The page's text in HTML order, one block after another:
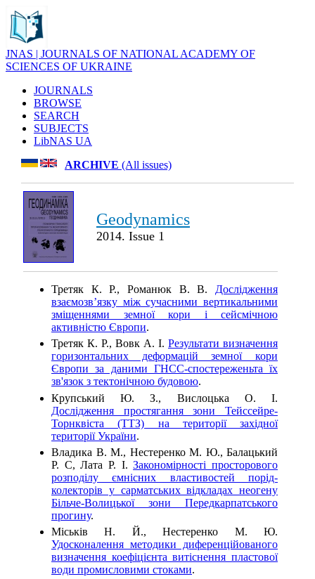
JNAS | JOURNALS OF NATIONAL ACADEMY OF
SCIENCES OF UKRAINE
JOURNALS
BROWSE
SEARCH
SUBJECTS
LibNAS UA
ARCHIVE (All issues)
Geodynamics
2014. Issue 1
Третяк К. Р., Романюк В. В. Дослідження
взаємозв’язку між сучасними вертикальними
зміщеннями земної кори і сейсмічною
активністю Європи.
Третяк К. Р., Вовк А. І. Результати визначення
горизонтальних деформацій земної кори
Європи за даними ГНСС-спостереженьта їх
зв'язок з тектонічною будовою.
Крупський Ю. З., Вислоцька О. І.
Дослідження простягання зони Тейссейре-
Торнквіста (ТТЗ) на території західної
території України.
Владика В. М., Нестеренко М. Ю., Балацький
Р. С, Лата Р. І.Закономірності просторового
розподілу ємнісних властивостей порід-
колекторів у сарматських відкладах неогену
Більче-Волицької зони Передкарпатського
прогину.
Міськів Н. Й., Нестеренко М. Ю.
Удосконалення методики диференційованого
визначення коефіцієнта витіснення пластової
води промисловими стоками.